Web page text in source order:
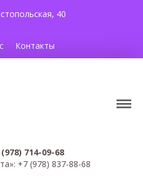
40
Контакты
714-09-68
+7 (978) 837-88-68